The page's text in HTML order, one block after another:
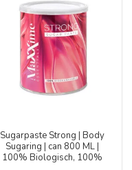
Sugarpaste Strong | Body
Sugaring | can 800 ML |
100% Biologisch, 100%